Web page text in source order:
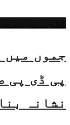
جموں میں
پی ڈی پی
نشانہ